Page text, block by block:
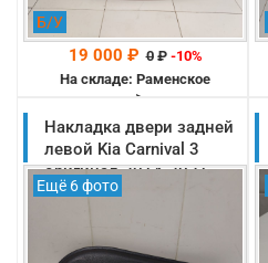
Б/У
19 000 ₽ 0₽ -10%
На складе: Раменское
-->
Накладка двери задней
левой Kia Carnival 3
оригинал 2014-2021
(83351A9000WK)
Ещё 6 фото